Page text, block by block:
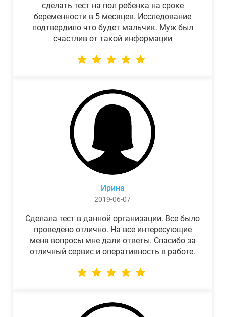
сделать тест на пол ребенка на сроке
беременности в 5 месяцев. Исследование
подтвердило что будет мальчик. Муж был
счастлив от такой информации
Ирина
2019-06-07
Сделала тест в данной организации. Все было
проведено отлично. На все интересующие
меня вопросы мне дали ответы. Спасибо за
отличный сервис и оперативность в работе.